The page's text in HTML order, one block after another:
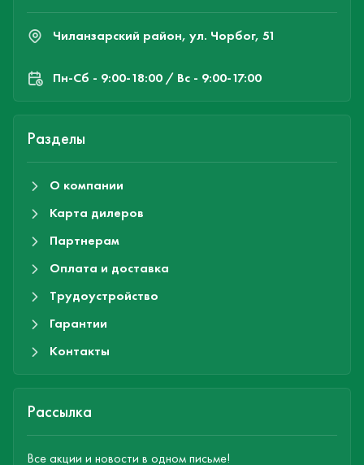
Чиланзарский район, ул. Чорбог, 51
Пн-Cб - 9:00-18:00 / Вс - 9:00-17:00
Разделы
О компании
Карта дилеров
Партнерам
Оплата и доставка
Трудоустройство
Гарантии
Контакты
Рассылка
Все акции и новости в одном письме!